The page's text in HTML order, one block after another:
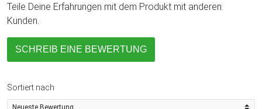
Teile Deine Erfahrungen mit dem Produkt mit anderen
Kunden.
SCHREIB EINE BEWERTUNG
Sortiert nach